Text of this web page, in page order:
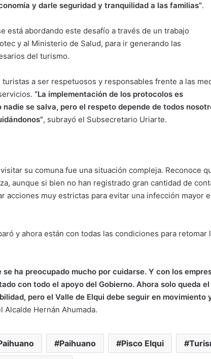
y darle seguridad y tranquilidad a las familias”.
está abordando este desafío a través de un trabajo
y al Ministerio de Salud, para ir generando las
del turismo.
a ser respetuosos y responsables frente a las
“La implementación de los protocolos es
se salva, pero el respeto depende de todos
, subrayó el Subsecretario Uriarte.
su comuna fue una situación compleja. Reconoce
aunque si bien no han registrado gran cantidad de
acciones muy estrictas para evitar una infección mayor
y ahora están con todas las condiciones para retomar
ha preocupado mucho por cuidarse. Y con los
con todo el apoyo del Gobierno. Ahora solo queda el
pero el Valle de Elqui debe seguir en movimiento
Alcalde Hernán Ahumada.
Paihuano Pisco Elqui